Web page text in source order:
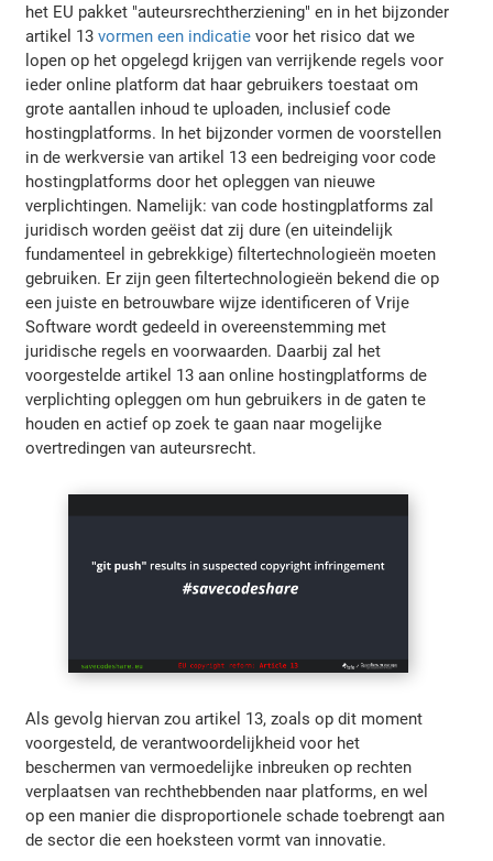
het EU pakket "auteursrechtherziening" en in het bijzonder
artikel 13vormen een indicatie voor het risico dat we
lopen op het opgelegd krijgen van verrijkende regels voor
ieder online platform dat haar gebruikers toestaat om
grote aantallen inhoud te uploaden, inclusief code
hostingplatforms. In het bijzonder vormen de voorstellen
in de werkversie van artikel 13 een bedreiging voor code
hostingplatforms door het opleggen van nieuwe
verplichtingen. Namelijk: van code hostingplatforms zal
juridisch worden geëist dat zij dure (en uiteindelijk
fundamenteel in gebrekkige) filtertechnologieën moeten
gebruiken. Er zijn geen filtertechnologieën bekend die op
een juiste en betrouwbare wijze identificeren of Vrije
Software wordt gedeeld in overeenstemming met
juridische regels en voorwaarden. Daarbij zal het
voorgestelde artikel 13 aan online hostingplatforms de
verplichting opleggen om hun gebruikers in de gaten te
houden en actief op zoek te gaan naar mogelijke
overtredingen van auteursrecht.
Als gevolg hiervan zou artikel 13, zoals op dit moment
voorgesteld, de verantwoordelijkheid voor het
beschermen van vermoedelijke inbreuken op rechten
verplaatsen van rechthebbenden naar platforms, en wel
op een manier die disproportionele schade toebrengt aan
de sector die een hoeksteen vormt van innovatie.